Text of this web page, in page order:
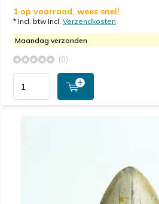
1 op voorraad, wees snel!
* Incl. btw Incl. Verzendkosten
Maandag verzonden
(0)